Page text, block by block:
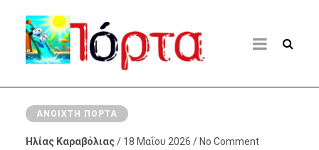
ΑΝΟΙΧΤΉ ΠΌΡΤΑ
Ηλίας Καραβόλιας/ 18 Μαΐου 2026 / No Comment